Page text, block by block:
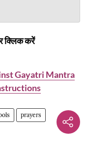
क्लिक करें
Gayatri Mantra
prayers